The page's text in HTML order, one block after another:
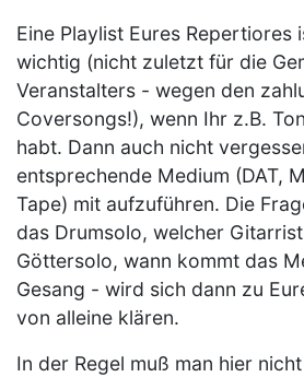
Eine Playlist Eures Repertiores
wichtig (nicht zuletzt für die
Veranstalters - wegen den
Coversongs!), wenn Ihr z.B.
habt. Dann auch nicht
entsprechende Medium (DAT,
Tape) mit aufzuführen. Die
das Drumsolo, welcher
Göttersolo, wann kommt das
Gesang - wird sich dann zu
von alleine klären.
In der Regel muß man hier